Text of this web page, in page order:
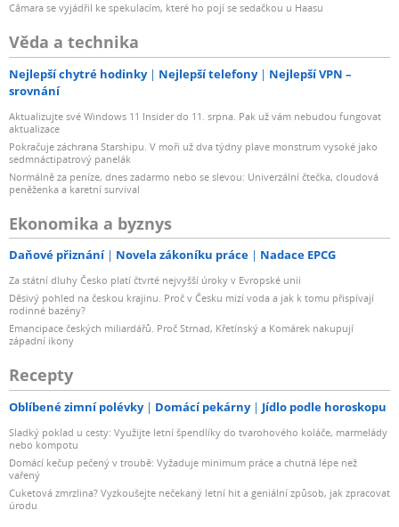
Câmara se vyjádřil ke spekulacím, které ho pojí se sedačkou u Haasu
Věda a technika
Nejlepší chytré hodinky Nejlepší telefony
Nejlepší VPN –
srovnání
Aktualizujte své Windows 11 Insider do 11. srpna. Pak už vám nebudou fungovat
aktualizace
Pokračuje záchrana Starshipu. V moři už dva týdny plave monstrum vysoké jako
sedmnáctipatrový panelák
Normálně za peníze, dnes zadarmo nebo se slevou: Univerzální čtečka, cloudová
peněženka a karetní survival
Ekonomika a byznys
Daňové přiznání Novela zákoníku práce Nadace EPCG
Za státní dluhy Česko platí čtvrté nejvyšší úroky v Evropské unii
Děsivý pohled na českou krajinu. Proč v Česku mizí voda a jak k tomu přispívají
rodinné bazény?
Emancipace českých miliardářů. Proč Strnad, Křetínský a Komárek nakupují
západní ikony
Recepty
Oblíbené zimní polévky Domácí pekárny Jídlo podle horoskopu
Sladký poklad u cesty: Využijte letní špendlíky do tvarohového koláče, marmelády
nebo kompotu
Domácí kečup pečený v troubě: Vyžaduje minimum práce a chutná lépe než
vařený
Cuketová zmrzlina? Vyzkoušejte nečekaný letní hit a geniální způsob, jak zpracovat
úrodu